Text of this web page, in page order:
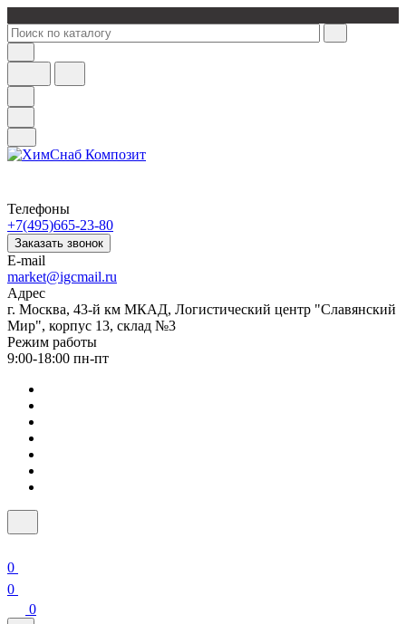
Телефоны
+7(495)665-23-80
Заказать звонок
E-mail
market@igcmail.ru
Адрес
г. Москва, 43-й км МКАД, Логистический центр "Славянский
Мир", корпус 13, склад №3
Режим работы
9:00-18:00 пн-пт
0
0
0